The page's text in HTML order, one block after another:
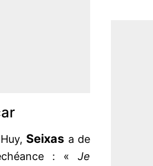
Seixas a de
: « Je